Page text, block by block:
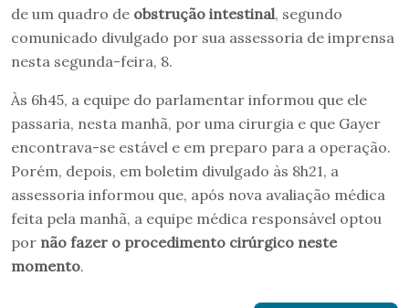
de um quadro de obstrução intestinal, segundo
comunicado divulgado por sua assessoria de imprensa
nesta segunda-feira, 8.
Às 6h45, a equipe do parlamentar informou que ele
passaria, nesta manhã, por uma cirurgia e que Gayer
encontrava-se estável e em preparo para a operação.
Porém, depois, em boletim divulgado às 8h21, a
assessoria informou que, após nova avaliação médica
feita pela manhã, a equipe médica responsável optou
por não fazer o procedimento cirúrgico neste
momento.